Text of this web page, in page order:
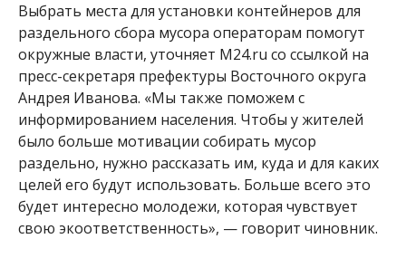
Выбрать места для установки контейнеров для
раздельного сбора мусора операторам помогут
окружные власти, уточняет M24.ru со ссылкой на
пресс-секретаря префектуры Восточного округа
Андрея Иванова. «Мы также поможем с
информированием населения. Чтобы у жителей
было больше мотивации собирать мусор
раздельно, нужно рассказать им, куда и для каких
целей его будут использовать. Больше всего это
будет интересно молодежи, которая чувствует
свою экоответственность», — говорит чиновник.